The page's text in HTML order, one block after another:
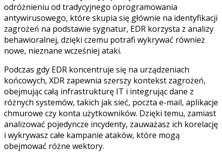
odróżnieniu od tradycyjnego oprogramowania
antywirusowego, które skupia się głównie na identyfikacji
zagrożeń na podstawie sygnatur, EDR korzysta z analizy
behawioralnej, dzięki czemu potrafi wykrywać również
nowe, nieznane wcześniej ataki.
Podczas gdy EDR koncentruje się na urządzeniach
końcowych, XDR zapewnia szerszy kontekst zagrożeń,
obejmując całą infrastrukturę IT i integrując dane z
różnych systemów, takich jak sieć, poczta e-mail, aplikacje
chmurowe czy konta użytkowników. Dzięki temu, zamiast
analizować pojedyncze incydenty, zauważasz ich korelację
i wykrywasz całe kampanie ataków, które mogą
obejmować różne wektory.